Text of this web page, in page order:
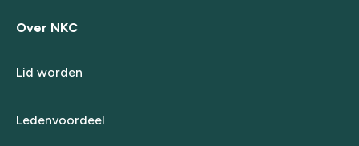
Over NKC
Lid worden
Ledenvoordeel